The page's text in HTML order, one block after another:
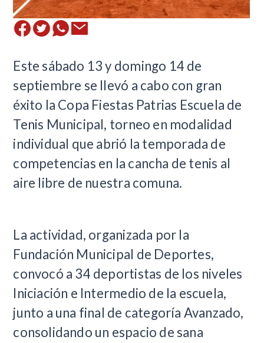
​Este sábado 13 y domingo 14 de
septiembre se llevó a cabo con gran
éxito la Copa Fiestas Patrias Escuela de
Tenis Municipal, torneo en modalidad
individual que abrió la temporada de
competencias en la cancha de tenis al
aire libre de nuestra comuna.
La actividad, organizada por la
Fundación Municipal de Deportes,
convocó a 34 deportistas de los niveles
Iniciación e Intermedio de la escuela,
junto a una final de categoría Avanzado,
consolidando un espacio de sana